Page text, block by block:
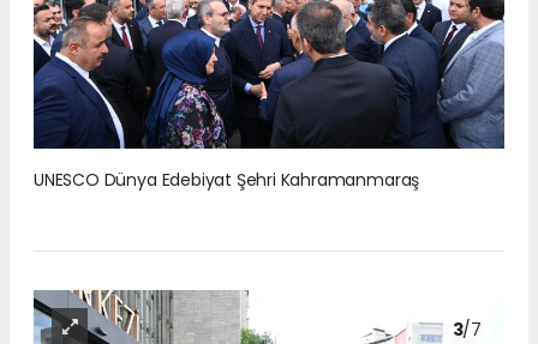
UNESCO Dünya Edebiyat Şehri Kahramanmaraş
3/7